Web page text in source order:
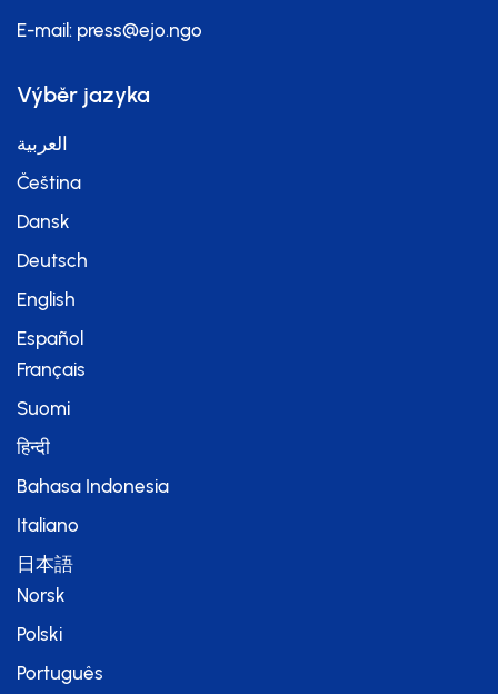
E-mail: press@ejo.ngo
Výběr jazyka
العربية
Čeština
Dansk
Deutsch
English
Español
Français
Suomi
हिन्दी
Bahasa Indonesia
Italiano
日本語
Norsk
Polski
Português